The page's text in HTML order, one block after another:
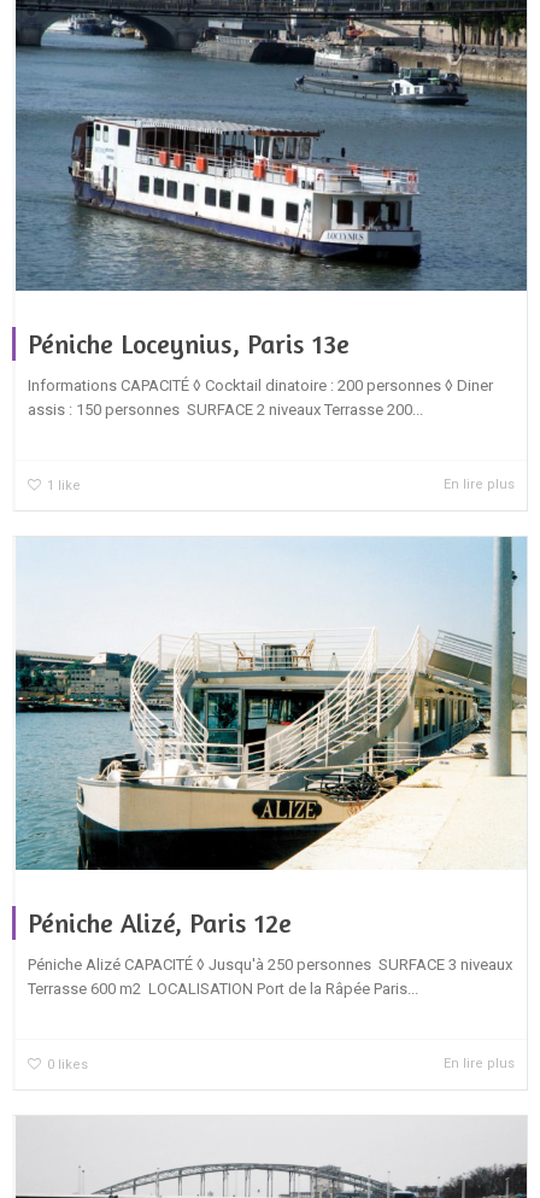
Péniche Loceynius, Paris 13e
Informations CAPACITÉ ◊ Cocktail dinatoire : 200 personnes ◊ Diner
assis : 150 personnes SURFACE 2 niveaux Terrasse 200...
1 like En lire plus
Péniche Alizé, Paris 12e
Péniche Alizé CAPACITÉ ◊ Jusqu'à 250 personnes SURFACE 3 niveaux
Terrasse 600 m2 LOCALISATION Port de la Râpée Paris...
0 likes En lire plus